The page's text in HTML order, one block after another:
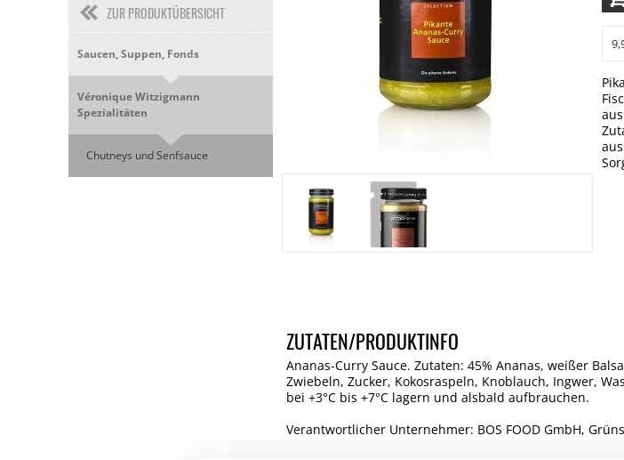
ZUR PRODUKTÜBERSICHT
Saucen, Suppen, Fonds
Véronique Witzigmann
Spezialitäten
Chutneys und Senfsauce
ZUTATEN/PRODUKTINFO
Ananas-Curry Sauce. Zutaten: 45% Ananas, weißer
Zwiebeln, Zucker, Kokosraspeln, Knoblauch, Ingwer,
bei +3°C bis +7°C lagern und alsbald aufbrauchen.
Verantwortlicher Unternehmer: BOS FOOD GmbH,